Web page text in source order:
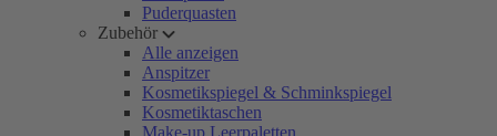
Puderquasten
Zubehör
Alle anzeigen
Anspitzer
Kosmetikspiegel & Schminkspiegel
Kosmetiktaschen
Make-up Leerpaletten